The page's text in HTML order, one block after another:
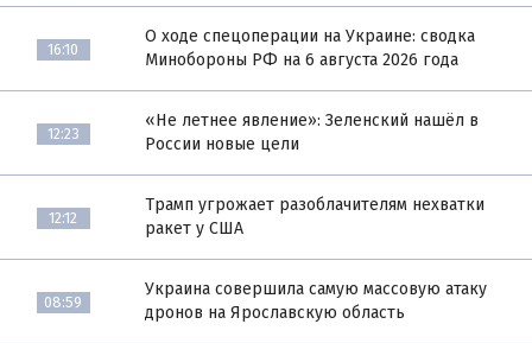
16:10
О ходе спецоперации на Украине: сводка
Минобороны РФ на 6 августа 2026 года
12:23
«Не летнее явление»: Зеленский нашёл в
России новые цели
12:12
Трамп угрожает разоблачителям нехватки
ракет у США
08:59
Украина совершила самую массовую атаку
дронов на Ярославскую область